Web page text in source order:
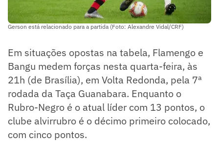
Gerson está relacionado para a partida (Foto: Alexandre Vidal/CRF)
Em situações opostas na tabela, Flamengo e
Bangu medem forças nesta quarta-feira, às
21h (de Brasília), em Volta Redonda, pela 7ª
rodada da Taça Guanabara. Enquanto o
Rubro-Negro é o atual líder com 13 pontos, o
clube alvirrubro é o décimo primeiro colocado,
com cinco pontos.